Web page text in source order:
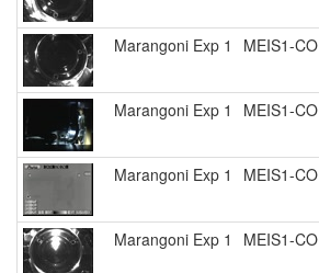
Marangoni Exp 1 MEIS1-CO
Marangoni Exp 1 MEIS1-CO
Marangoni Exp 1 MEIS1-CO
Marangoni Exp 1 MEIS1-CO